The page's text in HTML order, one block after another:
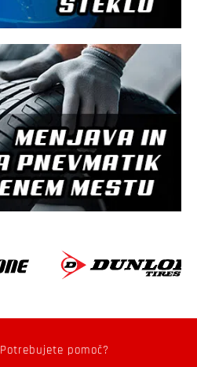
Potrebujete pomoč?